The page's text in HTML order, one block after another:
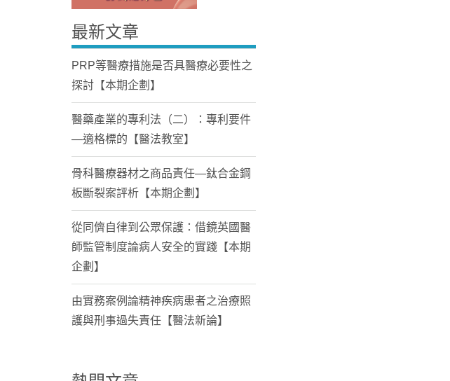
Home
最新文章
PRP等醫療措施是否具醫療必要性之
探討【本期企劃】
醫藥產業的專利法（二）：專利要件
—適格標的【醫法教室】
骨科醫療器材之商品責任—鈦合金鋼
板斷裂案評析【本期企劃】
從同儕自律到公眾保護：借鏡英國醫
師監管制度論病人安全的實踐【本期
企劃】
由實務案例論精神疾病患者之治療照
護與刑事過失責任【醫法新論】